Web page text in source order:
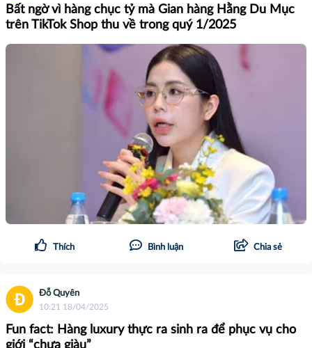
Bất ngờ vì hàng chục tỷ mà Gian hàng Hằng Du Mục
trên TikTok Shop thu về trong quý 1/2025
Thích Bình luận Chia sẻ
Đỗ Quyên
10:21 18/04/2025
Fun fact: Hàng luxury thực ra sinh ra để phục vụ cho
giới “chưa giàu”